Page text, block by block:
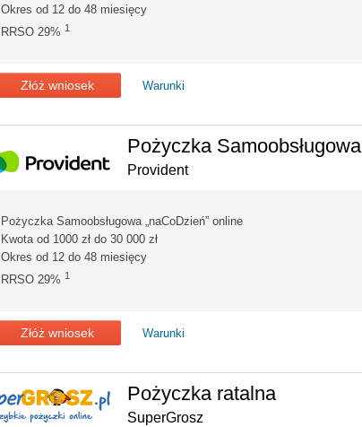
Okres od 12 do 48 miesięcy
RRSO 29% 1
Złóż wniosek Warunki
Pożyczka Samoobsługowa
Provident
Pożyczka Samoobsługowa „naCoDzień” online
Kwota od 1000 zł do 30 000 zł
Okres od 12 do 48 miesięcy
RRSO 29% 1
Złóż wniosek Warunki
Pożyczka ratalna
SuperGrosz